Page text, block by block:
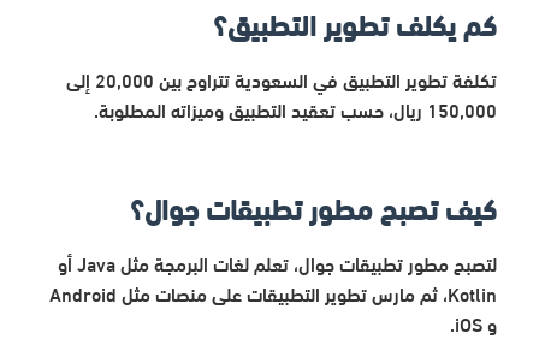
كم يكلف تطوير التطبيق؟
تكلفة تطوير التطبيق في السعودية تتراوح بين 20,000 إلى
150,000 ريال، حسب تعقيد التطبيق وميزاته المطلوبة.
كيف تصبح مطور تطبيقات جوال؟
لتصبح مطور تطبيقات جوال، تعلم لغات البرمجة مثل Java أو
Kotlin، ثم مارس تطوير التطبيقات على منصات مثل Android
و iOS.